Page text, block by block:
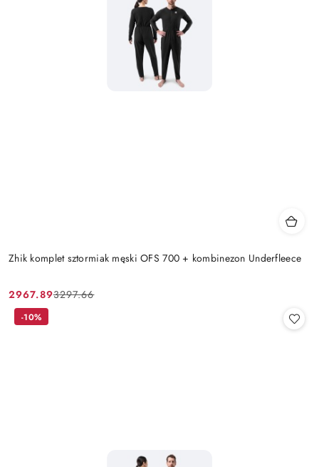
Zhik komplet sztormiak męski OFS 700 + kombinezon Underfleece
Cena
promocyjna:
2967.89
Cena
przed
3297.66
-10%